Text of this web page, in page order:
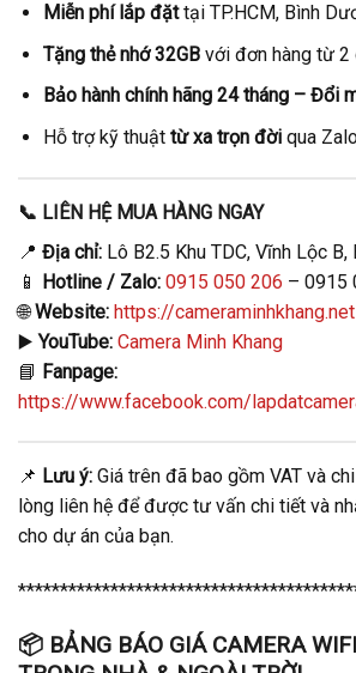
Miễn phí lắp đặttại TP.HCM, Bình
Tặng thẻ nhớ 32GBvới đơn hàng từ 2
Bảo hành chính hãng 24 tháng – Đổi
Hỗ trợ kỹ thuật từ xa trọn đờiqua
📞 LIÊN HỆ MUA HÀNG NGAY
📍 Địa chỉ: Lô B2.5 Khu TDC, Vĩnh Lộc B,
📱 Hotline / Zalo: 0915 050 206 – 0915
🌐Website: https://cameraminhkhang.net
▶️YouTube: Camera Minh Khang
📘 Fanpage:
https://www.facebook.com/
📌 Lưu ý: Giá trên đã bao gồm VAT và
lòng liên hệ để được tư vấn chi tiết và
cho dự án của bạn.
📦 BẢNG BÁO GIÁ CAMERA